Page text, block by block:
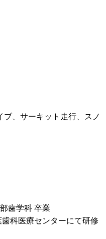
、サーキット走行、スノ
歯学科 卒業
科医療センターにて研修